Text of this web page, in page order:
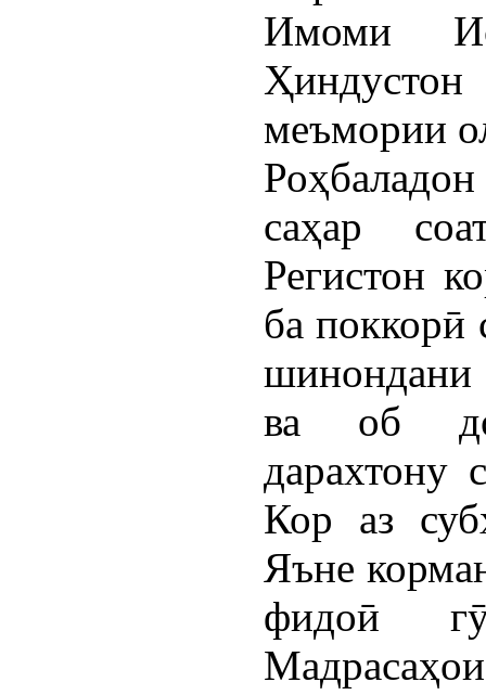
Имоми
меъмории
саҳар
Регистон
ба поккорӣ
шинондани
ва об
дарахтону
Кор аз
Яъне
фидоӣ